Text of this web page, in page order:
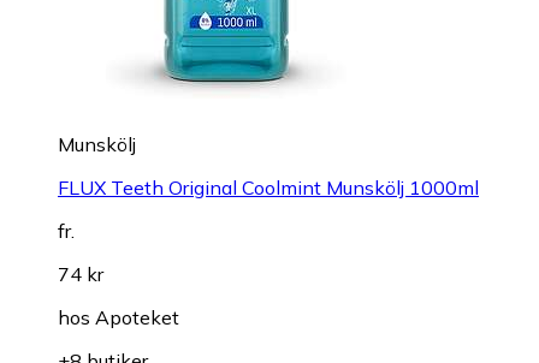
Munskölj
FLUX Teeth Original Coolmint Munskölj 1000ml
fr.
74 kr
hos Apoteket